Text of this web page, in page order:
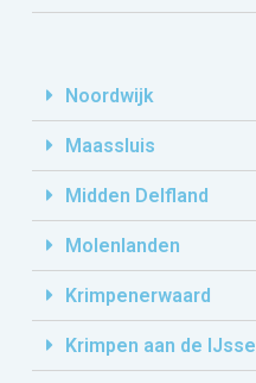
Noordwijk
Maassluis
Midden Delfland
Molenlanden
Krimpenerwaard
Krimpen aan de IJssel